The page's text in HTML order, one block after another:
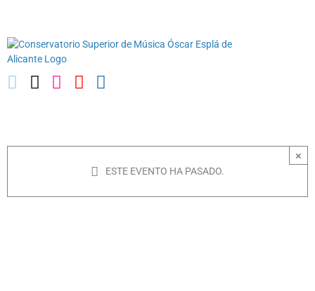
contenido
×
ESTE EVENTO HA PASADO.